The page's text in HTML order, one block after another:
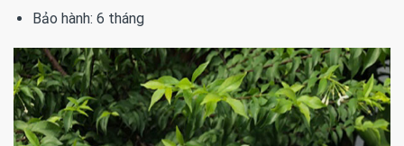
Bảo hành: 6 tháng